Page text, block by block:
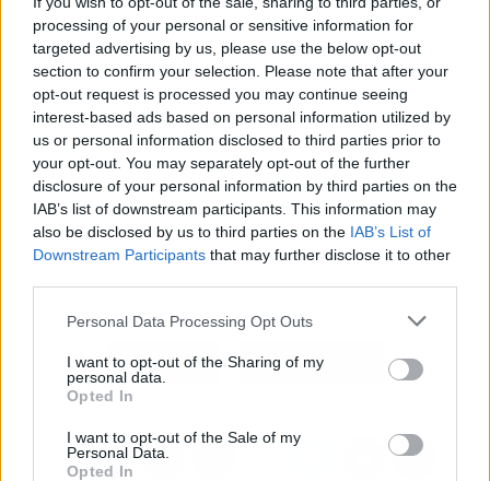
processing of your personal or sensitive information for
targeted advertising by us, please use the below opt-out
section to confirm your selection. Please note that after your
opt-out request is processed you may continue seeing
interest-based ads based on personal information utilized by
us or personal information disclosed to third parties prior to
your opt-out. You may separately opt-out of the further
disclosure of your personal information by third parties on the
IAB’s list of downstream participants. This information may
also be disclosed by us to third parties on the IAB’s List of
Downstream Participants that may further disclose it to other
Personal Data Processing Opt Outs
I want to opt-out of the Sharing of my
personal data.
Opted In
I want to opt-out of the Sale of my
Personal Data.
Opted In
Atrás Siguiente